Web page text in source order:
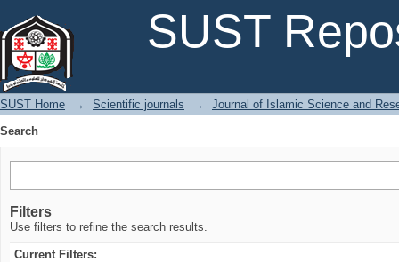
SUST
SUST Home → Scientific journals →
Journal of Islamic Science and
Search
Filters
Use filters to refine the search results.
Current Filters: